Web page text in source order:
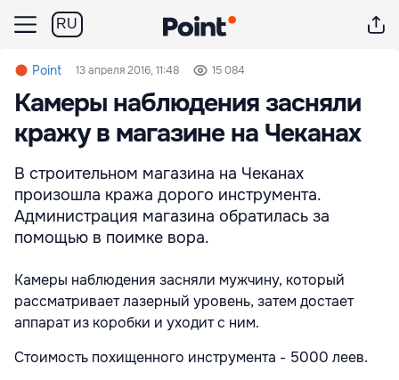
RU
Point 13 апреля 2016, 11:48 15 084
Камеры наблюдения засняли
кражу в магазине на Чеканах
В строительном магазина на Чеканах
произошла кража дорого инструмента.
Администрация магазина обратилась за
помощью в поимке вора.
Камеры наблюдения засняли мужчину, который
рассматривает лазерный уровень, затем достает
аппарат из коробки и уходит с ним.
Стоимость похищенного инструмента - 5000 леев.